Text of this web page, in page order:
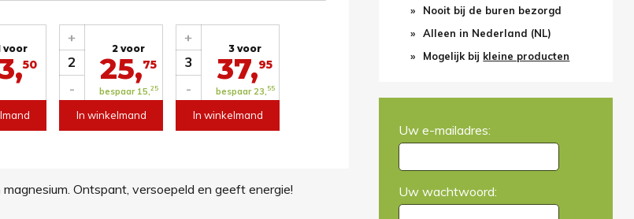
voor
50 2
-
+
2 voor
25,75
bespaar 15,25
In winkelmand
3
-
+
3 voor
37,95
bespaar 23, 55
In winkelmand
Ontspant, versoepeld en geeft energie!
Nooit bij de buren bezorgd
Alleen in Nederland (NL)
Mogelijk bij kleine producten
Uw e-mailadres:
Uw wachtwoord: